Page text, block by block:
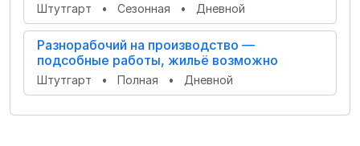
Штутгарт • Сезонная • Дневной
Разнорабочий на производство —
подсобные работы, жильё возможно
Штутгарт • Полная • Дневной